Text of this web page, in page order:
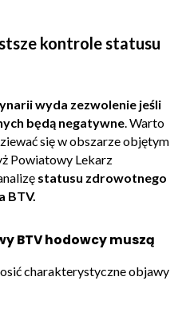
kontrole statusu
wyda zezwolenie jeśli
będą negatywne. Warto
się w obszarze objętym
Powiatowy Lekarz
statusu zdrowotnego
BTV.
BTV hodowcy muszą
charakterystyczne objawy